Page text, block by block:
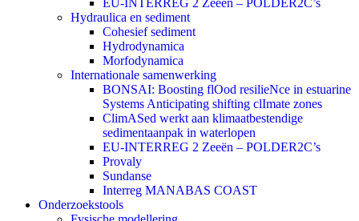
EU-INTERREG 2 Zeeën – POLDER2C’s
Hydraulica en sediment
Cohesief sediment
Hydrodynamica
Morfodynamica
Internationale samenwerking
BONSAI: Boosting flOod resilieNce in estuarine
Systems Anticipating shifting clImate zones
ClimASed werkt aan klimaatbestendige
sedimentaanpak in waterlopen
EU-INTERREG 2 Zeeën – POLDER2C’s
Provaly
Sundanse
Interreg MANABAS COAST
Onderzoekstools